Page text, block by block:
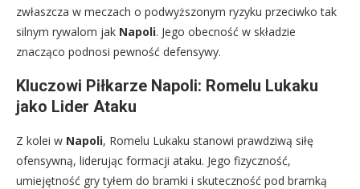
zwłaszcza w meczach o podwyższonym ryzyku przeciwko tak
silnym rywalom jak Napoli. Jego obecność w składzie
znacząco podnosi pewność defensywy.
Kluczowi Piłkarze Napoli: Romelu Lukaku
jako Lider Ataku
Z kolei w Napoli, Romelu Lukaku stanowi prawdziwą siłę
ofensywną, liderując formacji ataku. Jego fizyczność,
umiejętność gry tyłem do bramki i skuteczność pod bramką